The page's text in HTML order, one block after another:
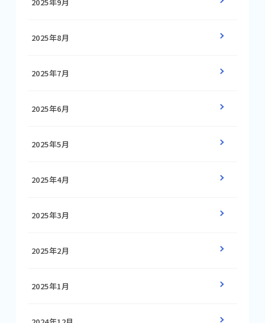
2025年8月
2025年7月
2025年6月
2025年5月
2025年4月
2025年3月
2025年2月
2025年1月